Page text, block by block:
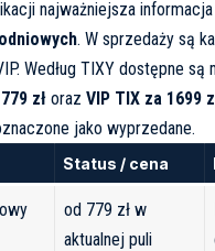
najważniejsza
. W sprzedaży są
Według TIXY dostępne są
zł oraz VIP TIX za 1699
jako wyprzedane.
Status / cena
od 779 zł w
aktualnej puli